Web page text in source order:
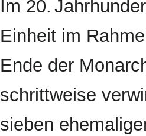
Im 20.
Einheit im
Ende der
schrittweise
sieben